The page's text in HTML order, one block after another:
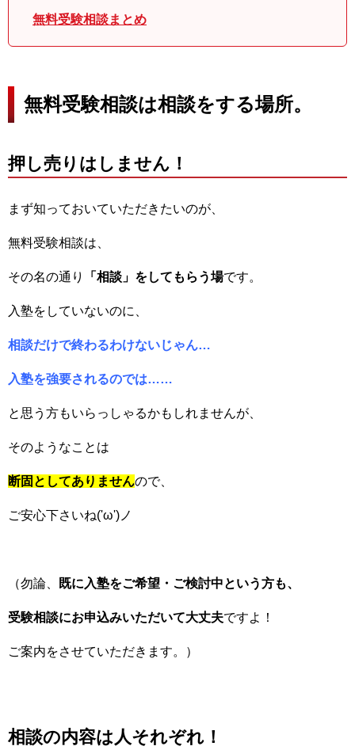
無料受験相談まとめ
無料受験相談は相談をする場所。
押し売りはしません！
まず知っておいていただきたいのが、
無料受験相談は、
その名の通り 「相談」をしてもらう場です。
入塾をしていないのに、
相談だけで終わるわけないじゃん…
入塾を強要されるのでは……
と思う方もいらっしゃるかもしれませんが、
そのようなことは
断固としてありませんので、
ご安心下さいね('ω')ノ
（勿論、 既に入塾をご希望・ご検討中という方も、
受験相談にお申込みいただいて大丈夫ですよ！
ご案内をさせていただきます。）
相談の内容は人それぞれ！